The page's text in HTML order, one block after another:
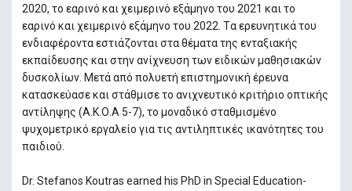
2020, το εαρινό και χειμερινό εξάμηνο του 2021 και το
εαρινό και χειμερινό εξάμηνο του 2022. Tα ερευνητικά του
ενδιαφέροντα εστιάζονται στα θέματα της ενταξιακής
εκπαίδευσης και στην ανίχνευση των ειδικών μαθησιακών
δυσκολίων. Mετά από πολυετή επιστημονική έρευνα
κατασκεύασε και στάθμισε το ανιχνευτικό κριτήριο οπτικής
αντίληψης (Α.Κ.Ο.Α 5-7), το μοναδικό σταθμισμένο
ψυχομετρικό εργαλείο για τις αντιληπτικές ικανότητες του
παιδιού.
Dr. Stefanos Koutras earned his PhD in Special Education-